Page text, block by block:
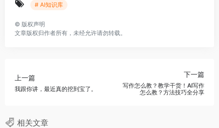
# AI知识库
© 版权声明
文章版权归作者所有，未经允许请勿转载。
上一篇
我跟你讲，最近真的挖到宝了。
下一篇
写作怎么教？教学干货！AI写作
怎么教？方法技巧全分享
相关文章